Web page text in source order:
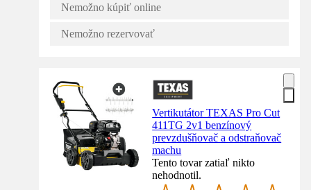
Nemožno kúpiť online
Nemožno rezervovať
Vertikutátor TEXAS Pro Cut
411TG 2v1 benzínový
prevzdušňovač a odstraňovač
machu
Tento tovar zatiaľ nikto
nehodnotil.